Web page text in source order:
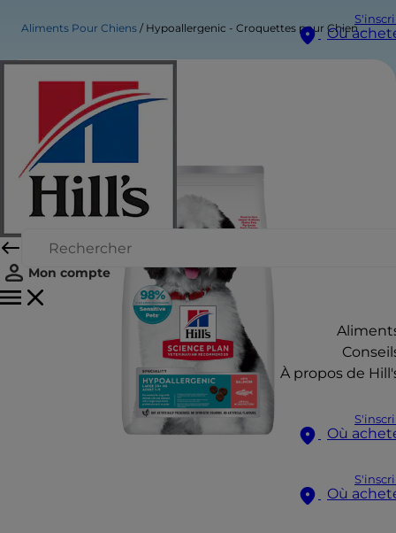
Où
Mon compte
À propos de
Où
Où
Aliments Pour Chiens Hypoallergenic - Croquettes pour Chien Adulte - Grande Race